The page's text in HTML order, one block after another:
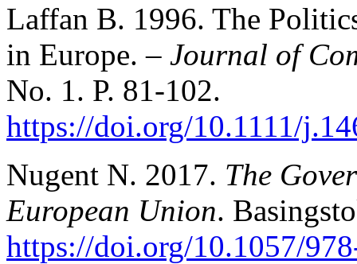
Laffan B. 1996. The
in Europe. – Journal of
No. 1. P. 81-102.
https://doi.org/10.1111/
Nugent N. 2017. The
European Union.
https://doi.org/10.1057/